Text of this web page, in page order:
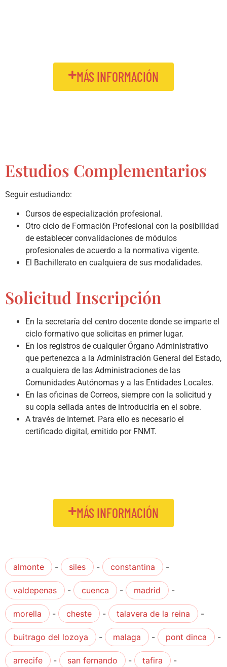
MÁS INFORMACIÓN
Estudios Complementarios
Seguir estudiando:
Cursos de especialización profesional.
Otro ciclo de Formación Profesional con la posibilidad
de establecer convalidaciones de módulos
profesionales de acuerdo a la normativa vigente.
El Bachillerato en cualquiera de sus modalidades.
Solicitud Inscripción
En la secretaría del centro docente donde se imparte el
ciclo formativo que solicitas en primer lugar.
En los registros de cualquier Órgano Administrativo
que pertenezca a la Administración General del Estado,
a cualquiera de las Administraciones de las
Comunidades Autónomas y a las Entidades Locales.
En las oficinas de Correos, siempre con la solicitud y
su copia sellada antes de introducirla en el sobre.
A través de Internet. Para ello es necesario el
certificado digital, emitido por FNMT.
MÁS INFORMACIÓN
almonte - siles - constantina -
valdepenas - cuenca - madrid -
morella - cheste - talavera de la reina -
buitrago del lozoya - malaga - pont dinca -
arrecife - san fernando - tafira -